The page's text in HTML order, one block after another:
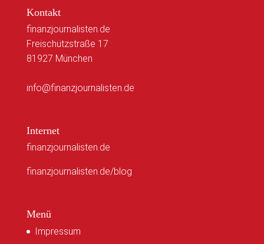
Kontakt
finanzjournalisten.de
Freischützstraße 17
81927 München
info@finanzjournalisten.de
Internet
finanzjournalisten.de
finanzjournalisten.de/blog
Menü
Impressum